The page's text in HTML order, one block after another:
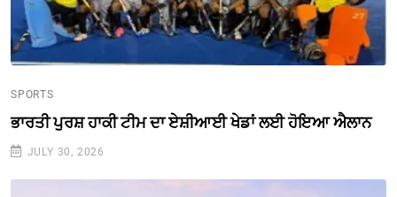
SPORTS
ਭਾਰਤੀ ਪੁਰਸ਼ ਹਾਕੀ ਟੀਮ ਦਾ ਏਸ਼ੀਆਈ ਖੇਡਾਂ ਲਈ ਹੋਇਆ ਐਲਾਨ
JULY 30, 2026